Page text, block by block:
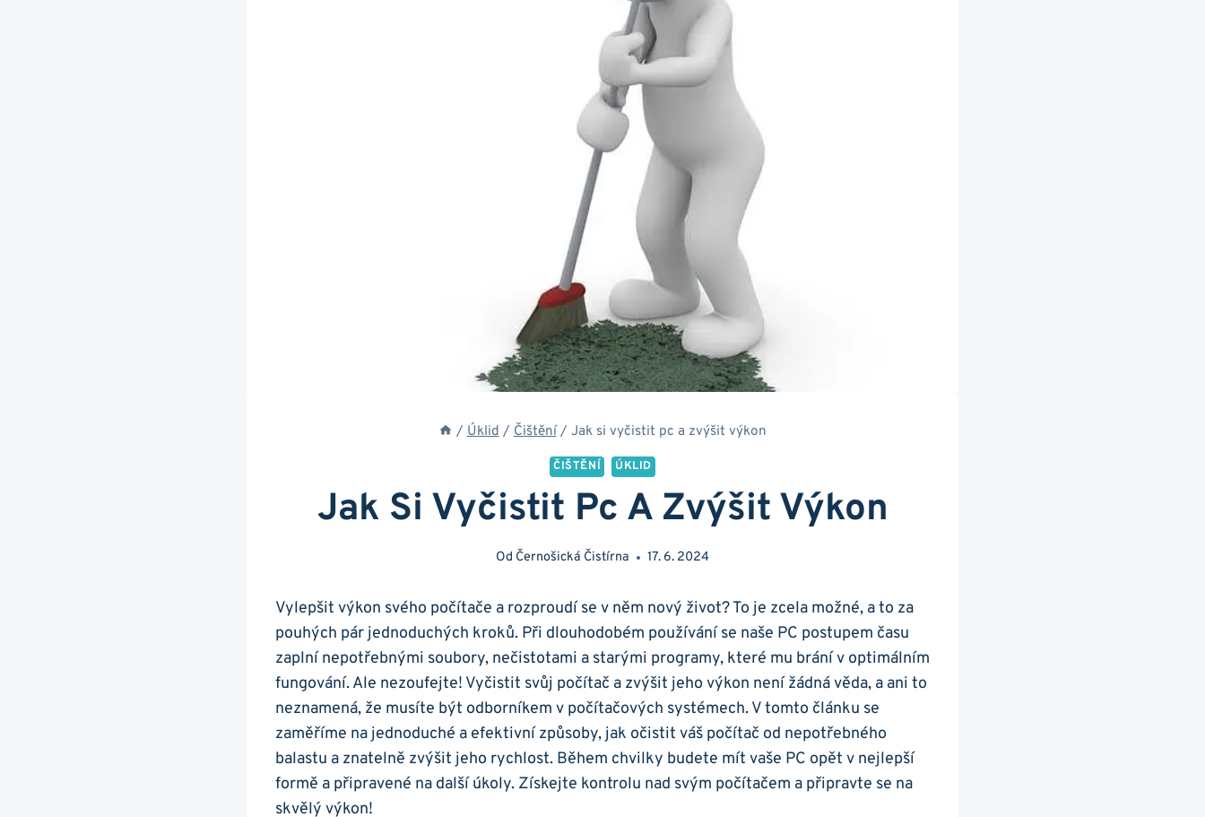
/ Úklid / Čištění / Jak si vyčistit pc a zvýšit výkon
ČIŠTĚNÍ ÚKLID
Jak Si Vyčistit Pc A Zvýšit Výkon
Od Černošická Čistírna 17. 6. 2024
Vylepšit výkon svého počítače a rozproudí se v něm nový život? To je zcela možné, a to za
pouhých pár jednoduchých kroků. Při dlouhodobém používání se naše PC postupem času
zaplní nepotřebnými soubory, nečistotami a starými programy, které mu brání v optimálním
fungování. Ale ‍nezoufejte! Vyčistit svůj počítač a zvýšit jeho výkon není žádná věda, a ani ‍to
neznamená, že musíte být odborníkem‍ v počítačových systémech.⁤ V tomto článku se
zaměříme na jednoduché a efektivní způsoby, jak očistit ‍váš počítač od nepotřebného
balastu⁢ a znatelně zvýšit ⁤jeho rychlost. Během chvilky budete mít vaše PC opět v nejlepší
formě a připravené ‍na další úkoly. ‍Získejte ⁢kontrolu nad svým‌ počítačem a připravte‌ se na
skvělý výkon!